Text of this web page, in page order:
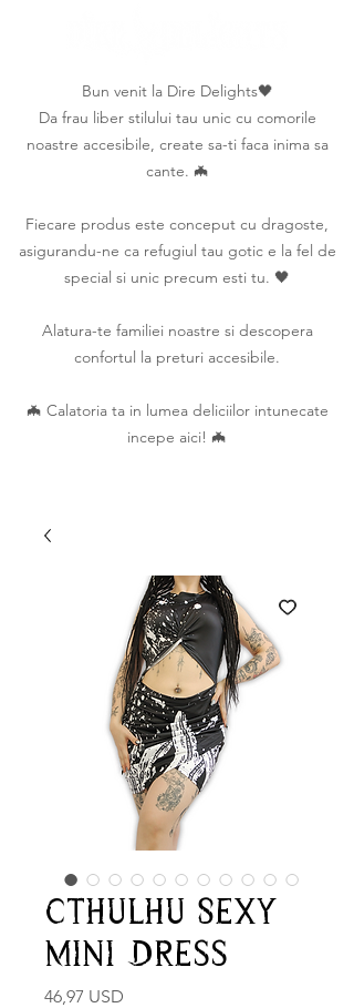
Bun venit la Dire Delights🖤
Da frau liber stilului tau unic cu comorile
noastre accesibile, create sa-ti faca inima sa
cante. 🦇
Fiecare produs este conceput cu dragoste,
asigurandu-ne ca refugiul tau gotic e la fel de
special si unic precum esti tu. 🖤
Alatura-te familiei noastre si descopera
confortul la preturi accesibile.
🦇 Calatoria ta in lumea deliciilor intunecate
incepe aici! 🦇
Cthulhu Sexy
Mini Dress
46,97 USD